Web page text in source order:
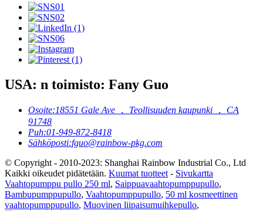
USA: n toimisto: Fany Guo
Osoite:18551 Gale Ave ， Teollisuuden kaupunki ， CA
91748
Puh:01-949-872-8418
Sähköposti:fguo@rainbow-pkg.com
© Copyright - 2010-2023: Shanghai Rainbow Industrial Co., Ltd
Kaikki oikeudet pidätetään. Kuumat tuotteet - Sivukartta
Vaahtopumppu pullo 250 ml, Saippuavaahtopumppupullo,
Bambupumppupullo, Vaahtopumppupullo, 50 ml kosmeettinen
vaahtopumppupullo, Muovinen liipaisumuihkepullo,